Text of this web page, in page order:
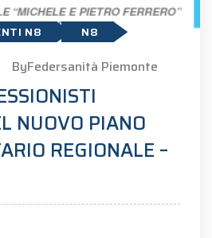
N8
N8
ByFedersanità Piemonte
NUOVO PIANO
REGIONALE –